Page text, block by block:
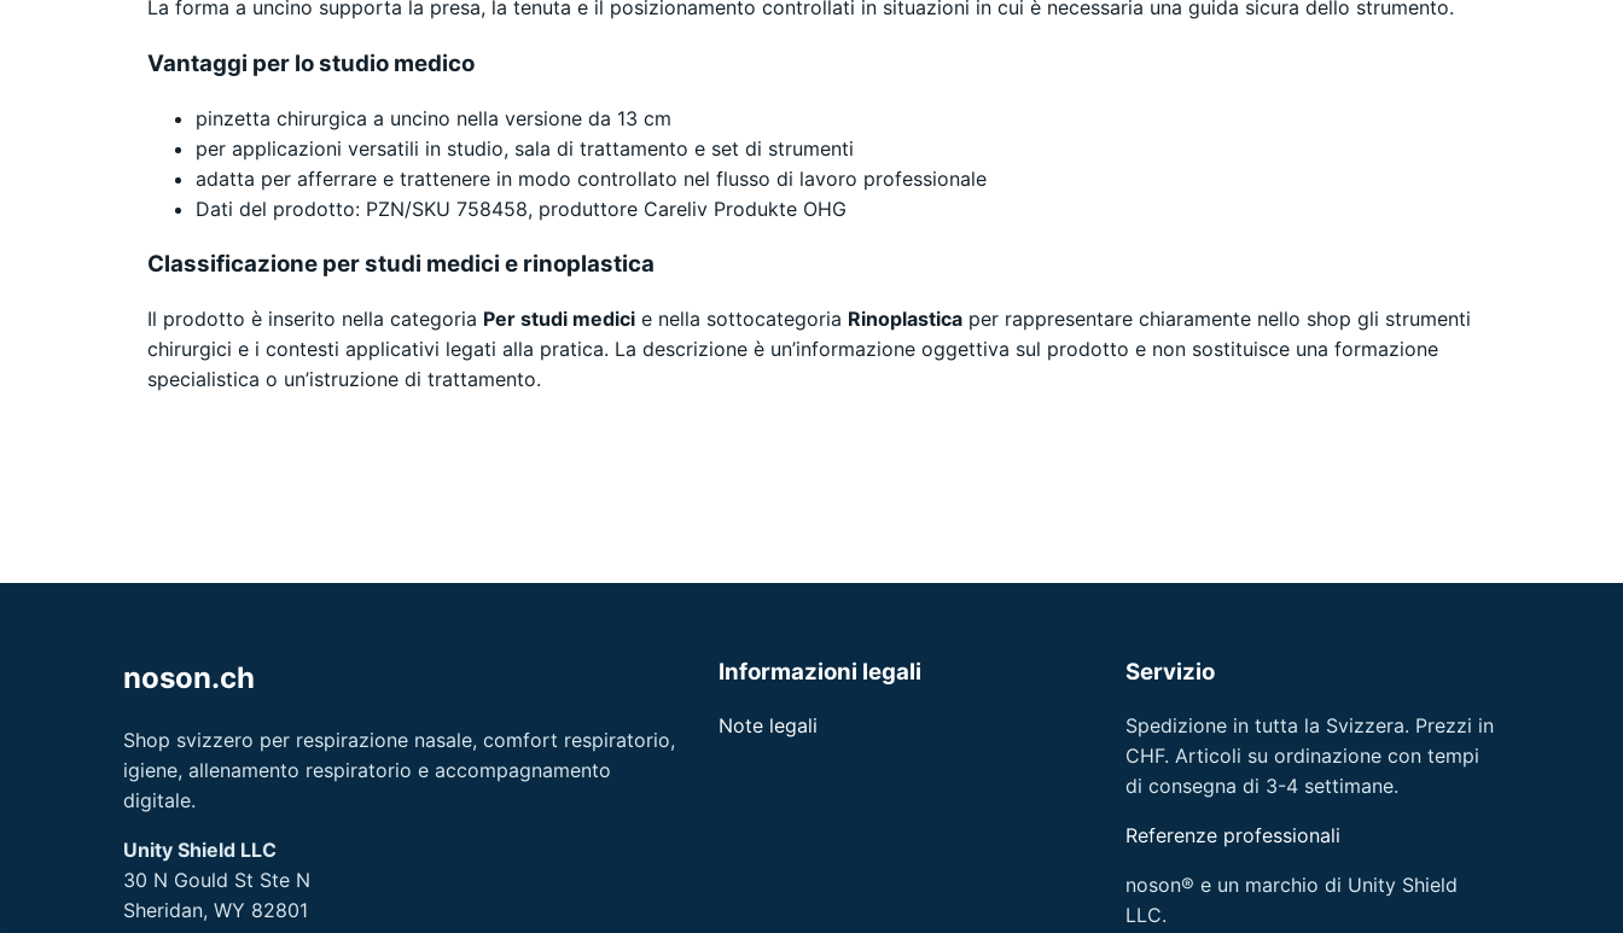
La forma a uncino supporta la presa, la tenuta e il posizionamento controllati in situazioni in cui è necessaria una guida sicura dello strumento.
Vantaggi per lo studio medico
pinzetta chirurgica a uncino nella versione da 13 cm
per applicazioni versatili in studio, sala di trattamento e set di strumenti
adatta per afferrare e trattenere in modo controllato nel flusso di lavoro professionale
Dati del prodotto: PZN/SKU 758458, produttore Careliv Produkte OHG
Classificazione per studi medici e rinoplastica
Il prodotto è inserito nella categoria Per studi medici e nella sottocategoria Rinoplastica per rappresentare chiaramente nello shop gli strumenti
chirurgici e i contesti applicativi legati alla pratica. La descrizione è un’informazione oggettiva sul prodotto e non sostituisce una formazione
specialistica o un’istruzione di trattamento.
noson.ch
Shop svizzero per respirazione nasale, comfort respiratorio,
igiene, allenamento respiratorio e accompagnamento
digitale.
Unity Shield LLC
30 N Gould St Ste N
Sheridan, WY 82801
Informazioni legali
Note legali
Servizio
Spedizione in tutta la Svizzera. Prezzi in
CHF. Articoli su ordinazione con tempi
di consegna di 3-4 settimane.
Referenze professionali
noson® e un marchio di Unity Shield
LLC.